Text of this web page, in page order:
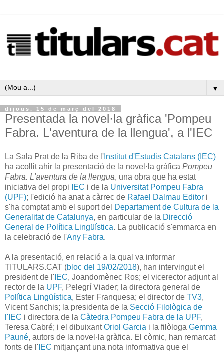
▼
dijous, 15 de març del 2018
Presentada la novel·la gràfica 'Pompeu
Fabra. L'aventura de la llengua', a l'IEC
La Sala Prat de la Riba de l' Institut d'Estudis Catalans (IEC)
ha acollit ahir la presentació de la novel·la gràfica Pompeu
Fabra. L'aventura de la llengua, una obra que ha estat
iniciativa del propi
IEC i de la Universitat Pompeu Fabra
(UPF); l'edició ha anat a càrrec de Rafael Dalmau Editor i
s'ha comptat amb el suport del Departament de Cultura de la
Generalitat de Catalunya, en particular de la Direcció
General de Política Lingüística. La publicació s'emmarca en
la celebració de l'Any Fabra.
A la presentació, en relació a la qual va informar
TITULARS.CAT (bloc del 19/02/2018), han intervingut el
president de l' IEC, Joandomènec Ros; el vicerector adjunt al
rector de la UPF, Pelegrí Viader; la directora general de
Política Lingüística, Ester Franquesa; el director de TV3,
Vicent Sanchis; la presidenta de la Secció Filològica de
l'IEC i directora de la Càtedra Pompeu Fabra de la UPF,
Teresa Cabré; i el dibuixantOriol Garcia i la filòloga Gemma
Pauné, autors de la novel·la gràfica. El còmic, han remarcat
fonts de l' IEC mitjançant una nota informativa que el